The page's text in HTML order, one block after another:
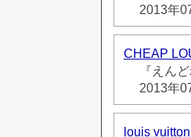
2013年
CHEAP
『えん
2013年
louis